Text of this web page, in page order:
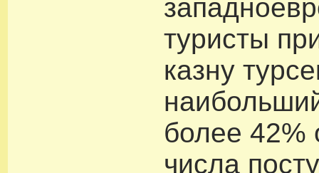
туристы
казну
более 42%
числа